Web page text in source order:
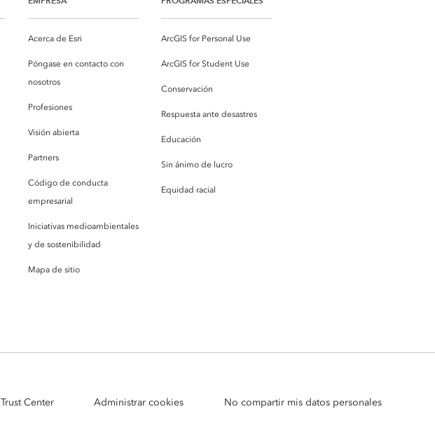
Acerca de Esri
Póngase en contacto con
nosotros
Profesiones
Visión abierta
Partners
Código de conducta
empresarial
Iniciativas medioambientales
y de sostenibilidad
Mapa de sitio
ArcGIS for Personal Use
ArcGIS for Student Use
Conservación
Respuesta ante desastres
Educación
Sin ánimo de lucro
Equidad racial
Trust Center Administrar cookies No compartir mis datos personales